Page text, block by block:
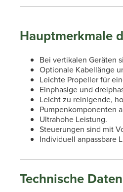
Hauptmerkmale
Bei vertikalen Geräten
Optionale Kabellänge
Leichte Propeller für
Einphasige und
Leicht zu reinigende,
Pumpenkomponenten
Ultrahohe Leistung.
Steuerungen sind mit
Individuell anpassbare
Technische